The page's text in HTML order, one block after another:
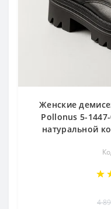
Женские
Pollonus 5-
натуральной
4